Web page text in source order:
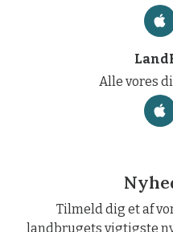
Alle vores
Tilmeld dig et af
landbrugets vigtigste